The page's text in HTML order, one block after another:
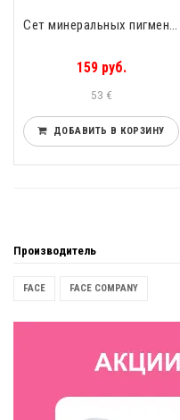
159 руб.
53 €
ДОБАВИТЬ В КОРЗИНУ
Производитель
FACE FACE COMPANY